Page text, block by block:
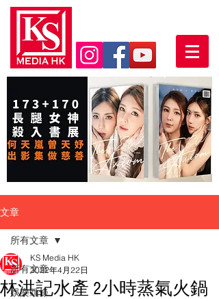
文章
所有文章
娛樂頭條
所有文章
林洪記水產 2小時蒸氣火鍋
KS Media HK
2022年4月22日